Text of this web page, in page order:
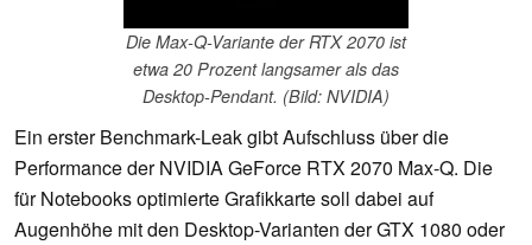
Die Max-Q-Variante der RTX 2070 ist
etwa 20 Prozent langsamer als das
Desktop-Pendant. (Bild: NVIDIA)
Ein erster Benchmark-Leak gibt Aufschluss über die
Performance der NVIDIA GeForce RTX 2070 Max-Q. Die
für Notebooks optimierte Grafikkarte soll dabei auf
Augenhöhe mit den Desktop-Varianten der GTX 1080 oder